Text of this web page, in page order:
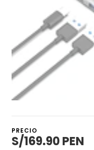
PRECIO
S/169.90 PEN